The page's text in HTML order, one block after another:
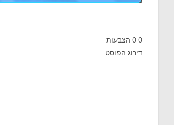
0
0 הצבעות
דירוג הפוסט